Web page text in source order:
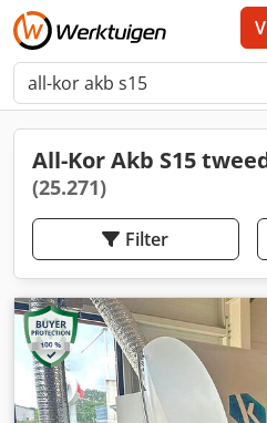
All-Kor Akb S15
(25.271)
Filter